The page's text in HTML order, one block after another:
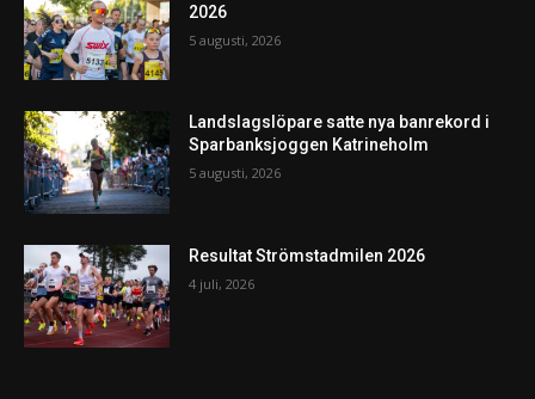
2026
5 augusti, 2026
Landslagslöpare satte nya banrekord i
Sparbanksjoggen Katrineholm
5 augusti, 2026
Resultat Strömstadmilen 2026
4 juli, 2026